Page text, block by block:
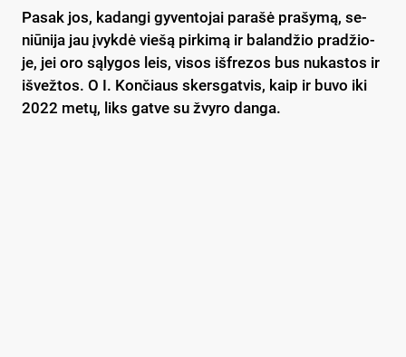
Pa­sak jos, ka­dan­gi gy­ven­to­jai pa­ra­šė pra­šy­mą, se­
niū­ni­ja jau įvyk­dė vie­šą pir­ki­mą ir ba­lan­džio pra­džio­
je, jei oro są­ly­gos leis, vi­sos iš­fre­zos bus nu­kas­tos ir
iš­vež­tos. O I. Kon­čiaus skers­gat­vis, kaip ir bu­vo iki
2022 me­tų, liks gat­ve su žvy­ro dan­ga.